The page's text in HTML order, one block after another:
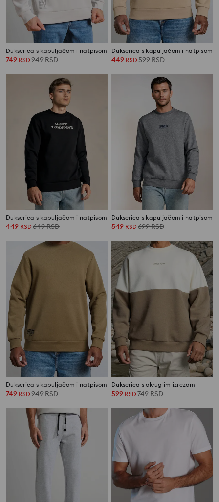
Dukserica s kapuljačom i natpisom
749 RSD 949RSD
Dukserica s kapuljačom i natpisom
449 RSD 599RSD
Dukserica s kapuljačom i natpisom
449 RSD 649RSD
Dukserica s kapuljačom i natpisom
549 RSD 699RSD
Dukserica s kapuljačom i natpisom
749 RSD 949RSD
Dukserica s okruglim izrezom
599 RSD 749RSD